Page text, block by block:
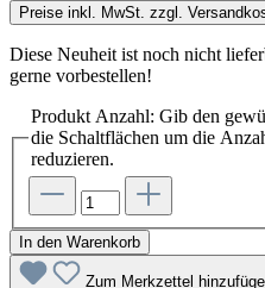
Preise inkl. MwSt. zzgl.
Diese Neuheit ist noch nicht
gerne vorbestellen!
Produkt Anzahl: Gib den
die Schaltflächen um die
reduzieren.
In den Warenkorb
Zum Merkzettel